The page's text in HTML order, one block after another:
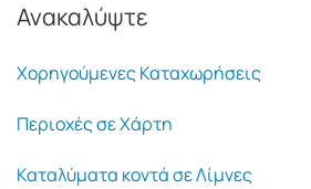
Ανακαλύψτε
Χορηγούμενες Καταχωρήσεις
Περιοχές σε Χάρτη
Καταλύματα κοντά σε Λίμνες